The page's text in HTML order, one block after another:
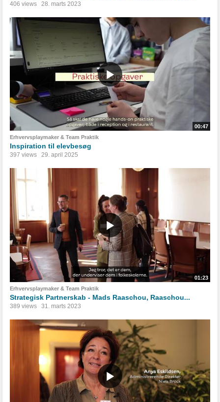
406 views 28. marts 2023
00:47
Erhvervsplaymaker & Team Praktik
Inspiration til elevbesøg
397 views 29. april 2025
01:23
Erhvervsplaymaker & Team Praktik
Strategisk Partnerskab - Mads Raaschou, Raaschou...
389 views 31. marts 2023